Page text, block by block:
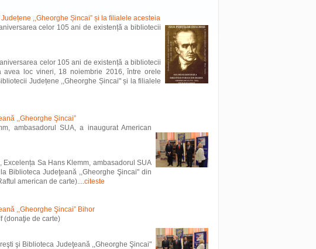
,,Gheorghe Șincai” și la filialele acesteia
celor 105 ani de existență a bibliotecii
celor 105 ani de existență a bibliotecii
loc vineri, 18 noiembrie 2016, între orele
Județene ,,Gheorghe Șincai" și la filialele
,,Gheorghe Şincai”
ambasadorul SUA, a inaugurat American
Excelența Sa Hans Klemm, ambasadorul SUA
Biblioteca Judeţeană ,,Gheorghe Şincai" din
american de carte)....citeste
,,Gheorghe Şincai” Bihor
(donaţie de carte)
şi Biblioteca Judeţeană ,,Gheorghe Şincai"